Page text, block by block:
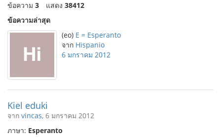
ข้อความ 3 แสดง 38412
ข้อความล่าสุด
(eo) E = Esperanto
จาก Hispanio
6 มกราคม 2012
Kiel eduki
จาก vincas, 6 มกราคม 2012
ภาษา: Esperanto